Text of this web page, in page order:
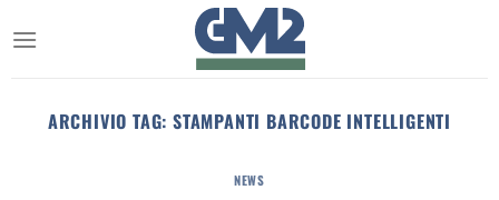
ARCHIVIO TAG:STAMPANTI BARCODE INTELLIGENTI
NEWS